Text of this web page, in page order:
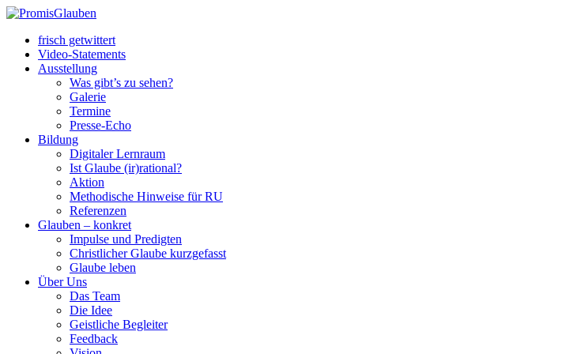
frisch getwittert
Video-Statements
Ausstellung
Was gibt’s zu sehen?
Galerie
Termine
Presse-Echo
Bildung
Digitaler Lernraum
Ist Glaube (ir)rational?
Aktion
Methodische Hinweise für RU
Referenzen
Glauben – konkret
Impulse und Predigten
Christlicher Glaube kurzgefasst
Glaube leben
Über Uns
Das Team
Die Idee
Geistliche Begleiter
Feedback